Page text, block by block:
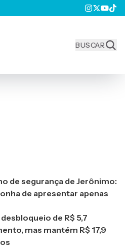
BUSCAR
de segurança de Jerônimo:
de apresentar apenas
de R$ 5,7
mas mantém R$ 17,9